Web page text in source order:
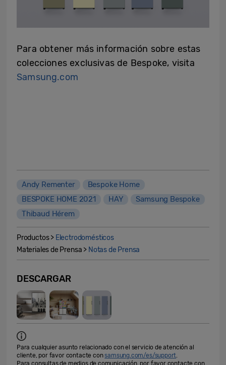
Para obtener más información sobre estas
colecciones exclusivas de Bespoke, visita
Samsung.com
Andy Rementer
Bespoke Home
BESPOKE HOME 2021
HAY
Samsung Bespoke
Thibaud Hérem
Productos > Electrodomésticos
Materiales de Prensa > Notas de Prensa
DESCARGAR
Para cualquier asunto relacionado con el servicio de atención al
cliente, por favor contacte consamsung.com/es/support
Para consultas de medios de comunicación, por favor contacte con